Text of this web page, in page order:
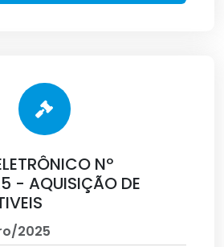
Nº
- AQUISIÇÃO DE
2025